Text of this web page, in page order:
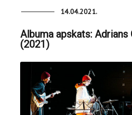
14.04.2021.
Albuma apskats:
(2021)